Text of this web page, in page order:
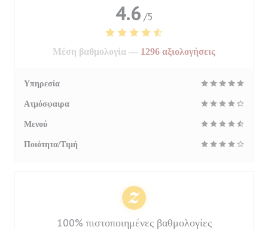
4.6 /5
Μέση βαθμολογία — 1296 αξιολογήσεις
Υπηρεσία
Ατμόσφαιρα
Μενού
Ποιότητα/Τιμή
100% πιστοποιημένες βαθμολογίες